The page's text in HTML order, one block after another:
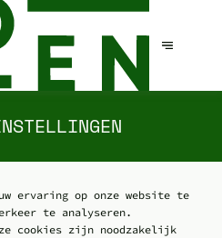
ervaring op onze website te
te analyseren.
cookies zijn noodzakelijk